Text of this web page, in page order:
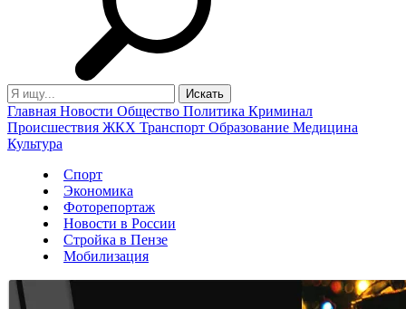
Главная Новости Общество Политика Криминал
Происшествия ЖКХ Транспорт Образование Медицина
Культура
Спорт
Экономика
Фоторепортаж
Новости в России
Стройка в Пензе
Мобилизация